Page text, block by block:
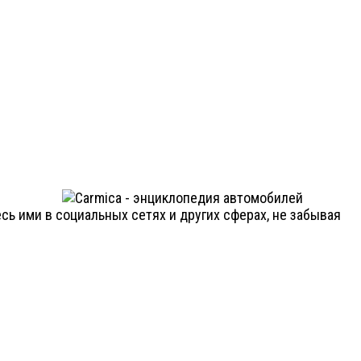
в социальных сетях и других сферах, не забывая